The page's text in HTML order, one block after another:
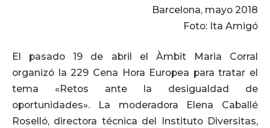
Barcelona, mayo 2018
Foto: Ita Amigó
El pasado 19 de abril el Àmbit Maria Corral
organizó la 229 Cena Hora Europea para tratar el
tema «Retos ante la desigualdad de
oportunidades». La moderadora Elena Caballé
Roselló, directora técnica del Instituto Diversitas,